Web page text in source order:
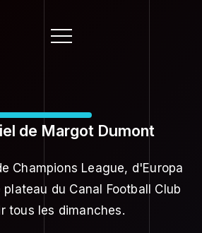
de Margot Dumont
Champions League, d'Europa
du Canal Football Club
tous les dimanches.